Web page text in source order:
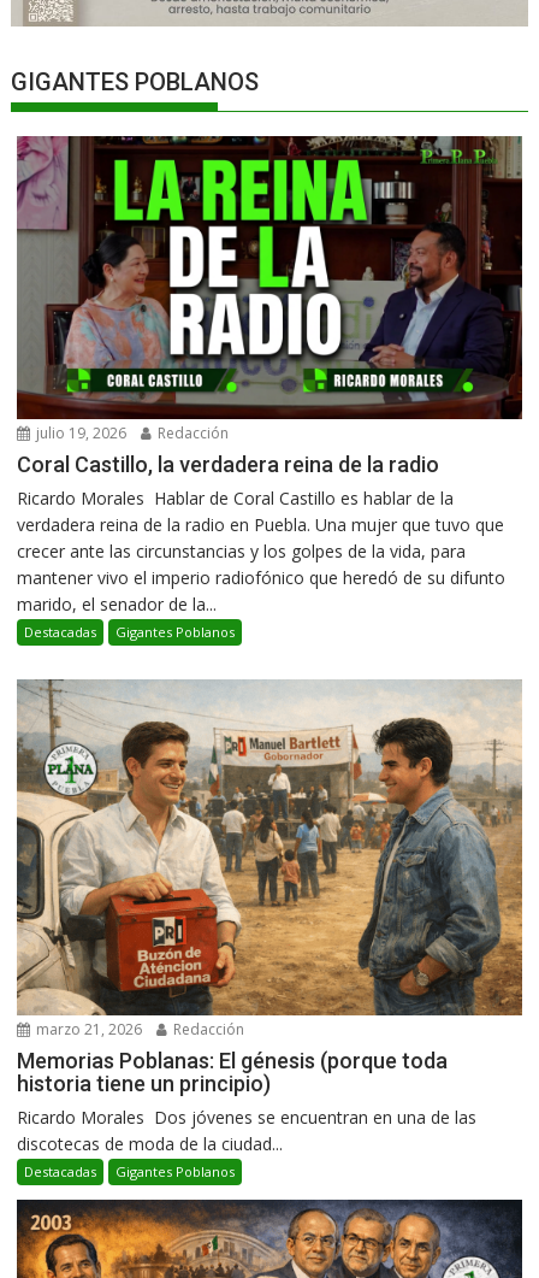
GIGANTES POBLANOS
julio 19, 2026 Redacción
Coral Castillo, la verdadera reina de la radio
Ricardo Morales Hablar de Coral Castillo es hablar de la
verdadera reina de la radio en Puebla. Una mujer que tuvo que
crecer ante las circunstancias y los golpes de la vida, para
mantener vivo el imperio radiofónico que heredó de su difunto
marido, el senador de la...
Destacadas Gigantes Poblanos
marzo 21, 2026 Redacción
Memorias Poblanas: El génesis (porque toda
historia tiene un principio)
Ricardo Morales Dos jóvenes se encuentran en una de las
discotecas de moda de la ciudad...
Destacadas Gigantes Poblanos